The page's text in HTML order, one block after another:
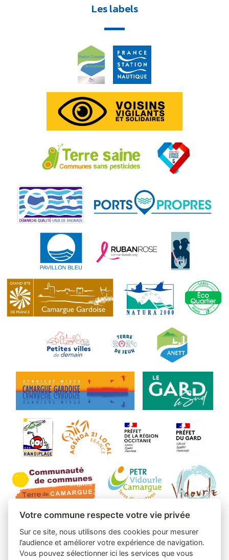
Les labels
Votre commune respecte votre vie privée
Sur ce site, nous utilisons des cookies pour mesurer
l’audience et améliorer votre expérience de navigation.
Vous pouvez sélectionner ici les services que vous